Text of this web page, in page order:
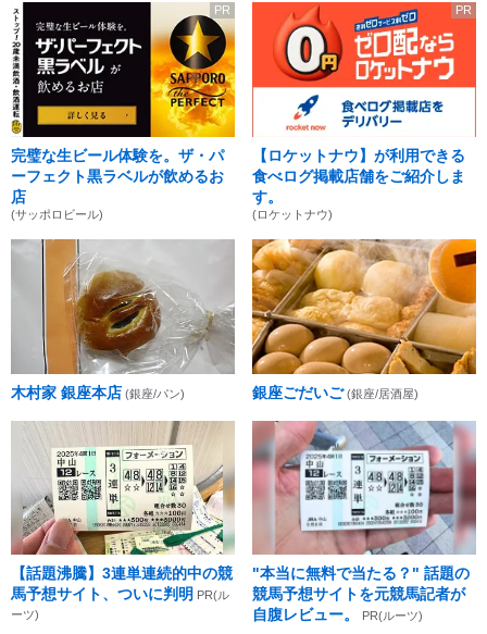
PR
完璧な生ビール体験を。ザ・パ
ーフェクト黒ラベルが飲めるお
店
(サッポロビール)
PR
【ロケットナウ】が利用できる
食べログ掲載店舗をご紹介しま
す。
(ロケットナウ)
木村家 銀座本店 (銀座/パン) 銀座ごだいご (銀座/居酒屋)
【話題沸騰】3連単連続的中の競
馬予想サイト、ついに判明 PR(ル
ーツ)
"本当に無料で当たる？" 話題の
競馬予想サイトを元競馬記者が
自腹レビュー。
PR(ルーツ)